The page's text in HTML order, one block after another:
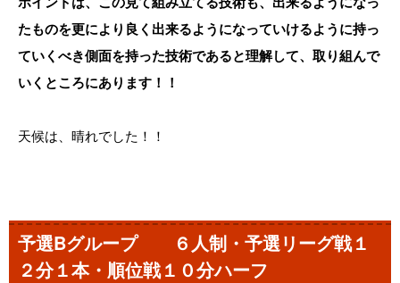
たものを更により良く出来るようになっていけるように持っ
ていくべき側面を持った技術であると理解して、取り組んで
いくところにあります！！
天候は、晴れでした！！
予選Bグループ ６人制・予選リーグ戦１
２分１本・順位戦１０分ハーフ